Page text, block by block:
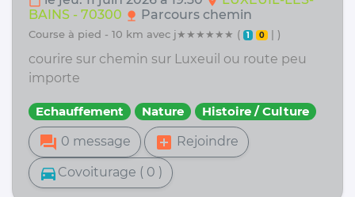
BAINS - 70300 nature Parcours chemin
course à pied - 10 km avec j★★★★★★ ( 1 0 | )
courire sur chemin sur Luxeuil ou route peu
importe
Echauffement Nature Histoire / Culture
forum 0 message add_box Rejoindre
directions_car Covoiturage ( 0 )